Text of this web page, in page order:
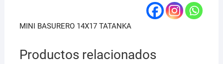
MINI BASURERO 14X17 TATANKA
Productos relacionados